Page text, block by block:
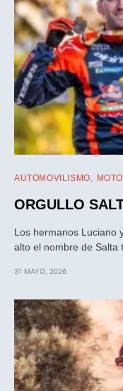
AUTOMOVILISMO
ORGULLO
Los hermanos Luciano
alto el nombre de Salta
31 MAYO, 2026